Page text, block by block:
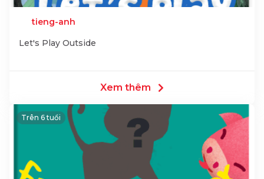
tieng-anh
Let's Play Outside
Xem thêm
Trên 6 tuổi